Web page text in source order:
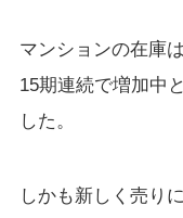
マンションの在庫
15期連続で増加中
した。
しかも新しく売り